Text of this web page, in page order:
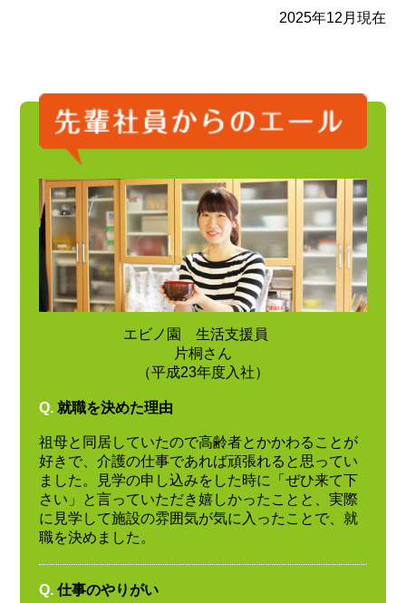
2025年12月現在
エビノ園 生活支援員
片桐さん
（平成23年度入社）
Q. 就職を決めた理由
祖母と同居していたので高齢者とかかわることが
好きで、介護の仕事であれば頑張れると思ってい
ました。見学の申し込みをした時に「ぜひ来て下
さい」と言っていただき嬉しかったことと、実際
に見学して施設の雰囲気が気に入ったことで、就
職を決めました。
Q. 仕事のやりがい